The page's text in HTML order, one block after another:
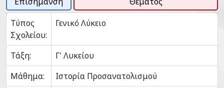
Τύπος
Σχολείου:
Γενικό Λύκειο
Τάξη:
Γ' Λυκείου
Μάθημα:
Ιστορία Προσανατολισμού